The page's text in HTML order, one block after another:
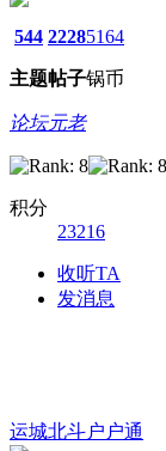
544
主题
2228
帖子
5164
锅币
论坛元老
积分
23216
收听TA
发消息
运城北斗户户通